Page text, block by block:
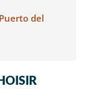
del